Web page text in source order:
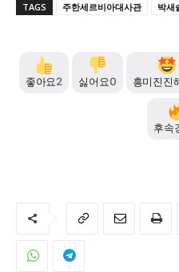
TAGS 주한세르비아대사관 박새
좋아요2 싫어요0 흥미진진
후속